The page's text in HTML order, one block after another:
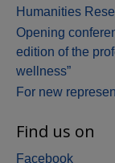
Humanities
Opening
edition of the
wellness”
For new
Find us on
Facebook